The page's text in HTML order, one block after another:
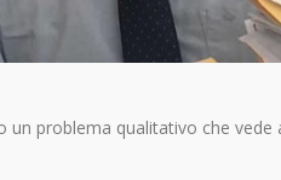
problema qualitativo che vede